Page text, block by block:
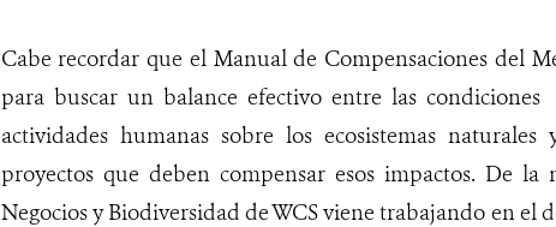
Cabe recordar que el Manual de Compensaciones del
para buscar un balance efectivo entre las
actividades humanas sobre los ecosistemas
proyectos que deben compensar esos impactos. De
Negocios y Biodiversidad de WCS viene trabajando en el